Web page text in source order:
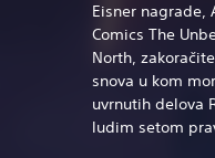
Eisner nagrade,
Comics The
North,
snova u kom
uvrnutih delova
ludim setom